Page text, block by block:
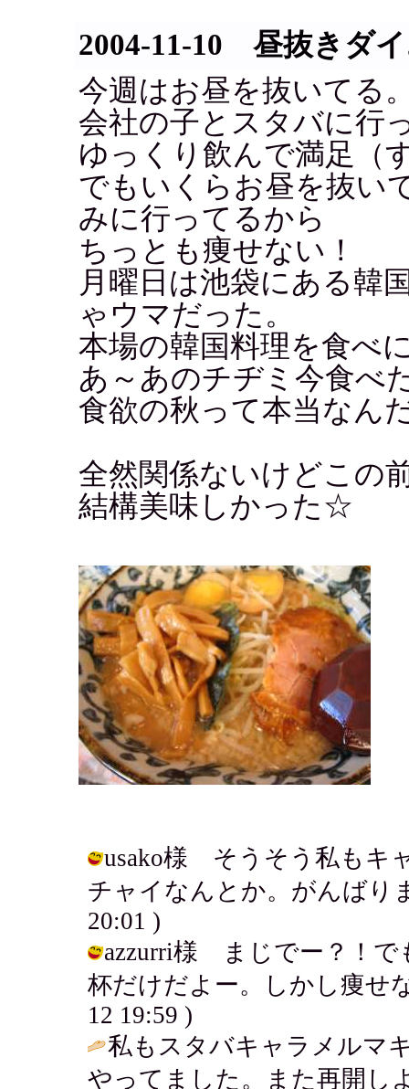
2004-11-10 昼抜きダ
今週はお昼を抜いてる
会社の子とスタバに行
ゆっくり飲んで満足（
でもいくらお昼を抜い
みに行ってるから
ちっとも痩せない！
月曜日は池袋にある韓
ゃウマだった。
本場の韓国料理を食べ
あ～あのチヂミ今食べ
食欲の秋って本当なん
全然関係ないけどこの
結構美味しかった☆
usako様 そうそう私もキ
チャイなんとか。がんばり
20:01 )
azzurri様 まじでー？！で
杯だけだよー。しかし痩せ
12 19:59 )
私もスタバキャラメルマ
やってました。また再開し